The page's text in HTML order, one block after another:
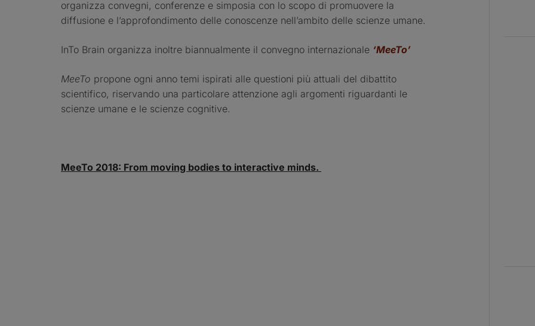
organizza convegni, conferenze e simposia con lo scopo di promuovere la
diffusione e l’approfondimento delle conoscenze nell’ambito delle scienze umane.
InTo Brain organizza inoltre biannualmente il convegno internazionale ‘MeeTo’
MeeTo propone ogni anno temi ispirati alle questioni più attuali del dibattito
scientifico, riservando una particolare attenzione agli argomenti riguardanti le
scienze umane e le scienze cognitive.
MeeTo 2018: From moving bodies to interactive minds.